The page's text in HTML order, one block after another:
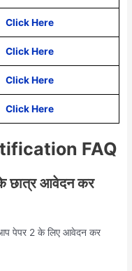
Click Here
Click Here
Click Here
Click Here
FAQ
छात्र आवेदन कर
पेपर 2 के लिए आवेदन कर